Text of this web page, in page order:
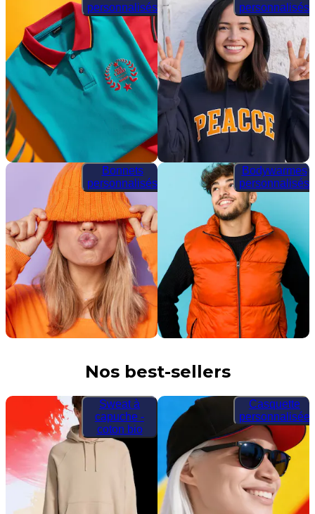
personnalisés
personnalisés
Bonnets
personnalisés
Bodywarmes
personnalisés
Nos best-sellers
Sweat à
capuche -
coton bio
Casquette
personnalisée